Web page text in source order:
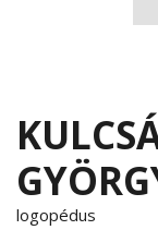
logopédus